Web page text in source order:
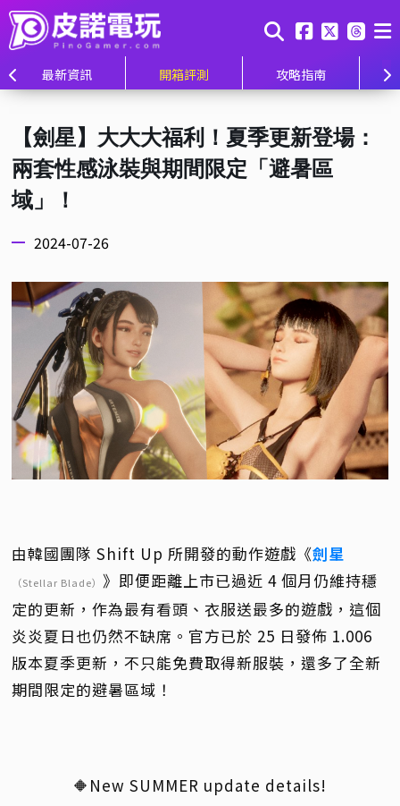
最新資訊 開箱評測 攻略指南
【劍星】大大大福利！夏季更新登場：
兩套性感泳裝與期間限定「避暑區
域」！
2024-07-26
由韓國團隊 Shift Up 所開發的動作遊戲《劍星
（Stellar Blade） 》即便距離上市已過近 4 個月仍維持穩
定的更新，作為最有看頭、衣服送最多的遊戲，這個
炎炎夏日也仍然不缺席。官方已於 25 日發佈 1.006
版本夏季更新，不只能免費取得新服裝，還多了全新
期間限定的避暑區域！
🔶New SUMMER update details!